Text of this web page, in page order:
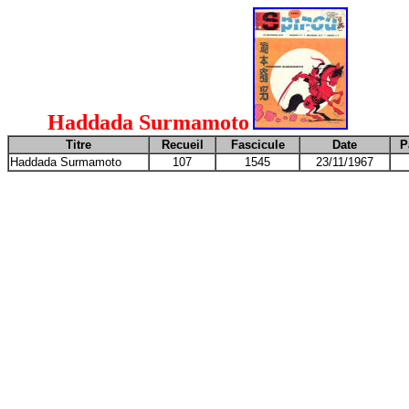
Haddada Surmamoto
Titre Recueil Fascicule Date
Haddada Surmamoto
107 1545 23/11/1967